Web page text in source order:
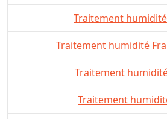
Traitement
Traitement humidité
Traitement
Traitement